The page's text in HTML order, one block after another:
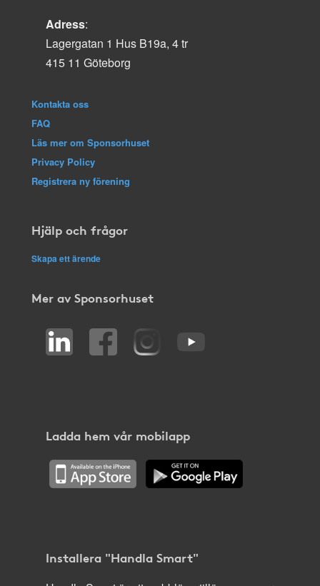
Adress:
Lagergatan 1 Hus B19a, 4 tr
415 11 Göteborg
Kontakta oss
FAQ
Läs mer om Sponsorhuset
Privacy Policy
Registrera ny förening
Hjälp och frågor
Skapa ett ärende
Mer av Sponsorhuset
Ladda hem vår mobilapp
Installera "Handla Smart"